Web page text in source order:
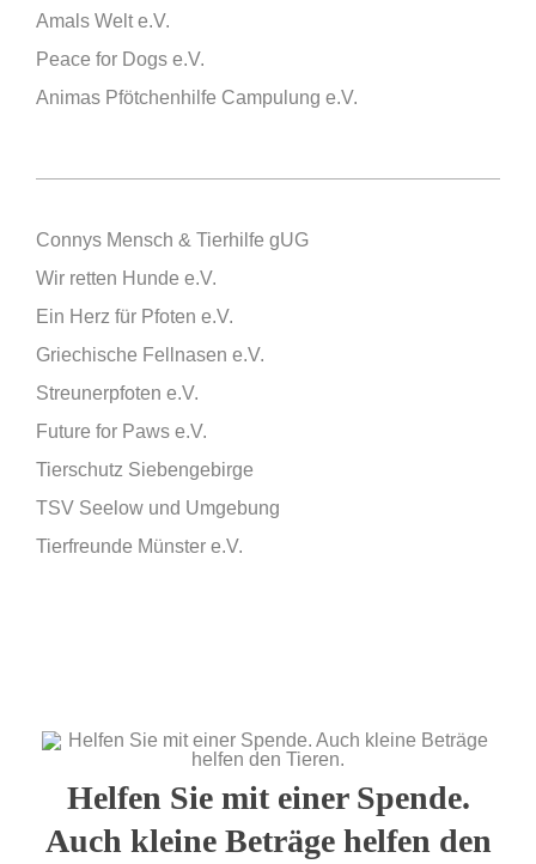
Amals Welt e.V.
Peace for Dogs e.V.
Animas Pfötchenhilfe Campulung e.V.
Connys Mensch & Tierhilfe gUG
Wir retten Hunde e.V.
Ein Herz für Pfoten e.V.
Griechische Fellnasen e.V.
Streunerpfoten e.V.
Future for Paws e.V.
Tierschutz Siebengebirge
TSV Seelow und Umgebung
Tierfreunde Münster e.V.
Helfen Sie mit einer Spende.
Auch kleine Beträge helfen den